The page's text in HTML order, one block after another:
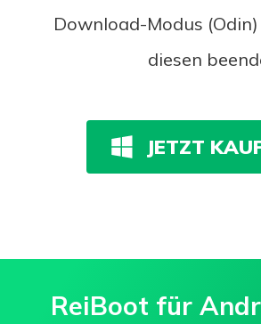
Download-Modus
diesen
JETZT
ReiBoot für